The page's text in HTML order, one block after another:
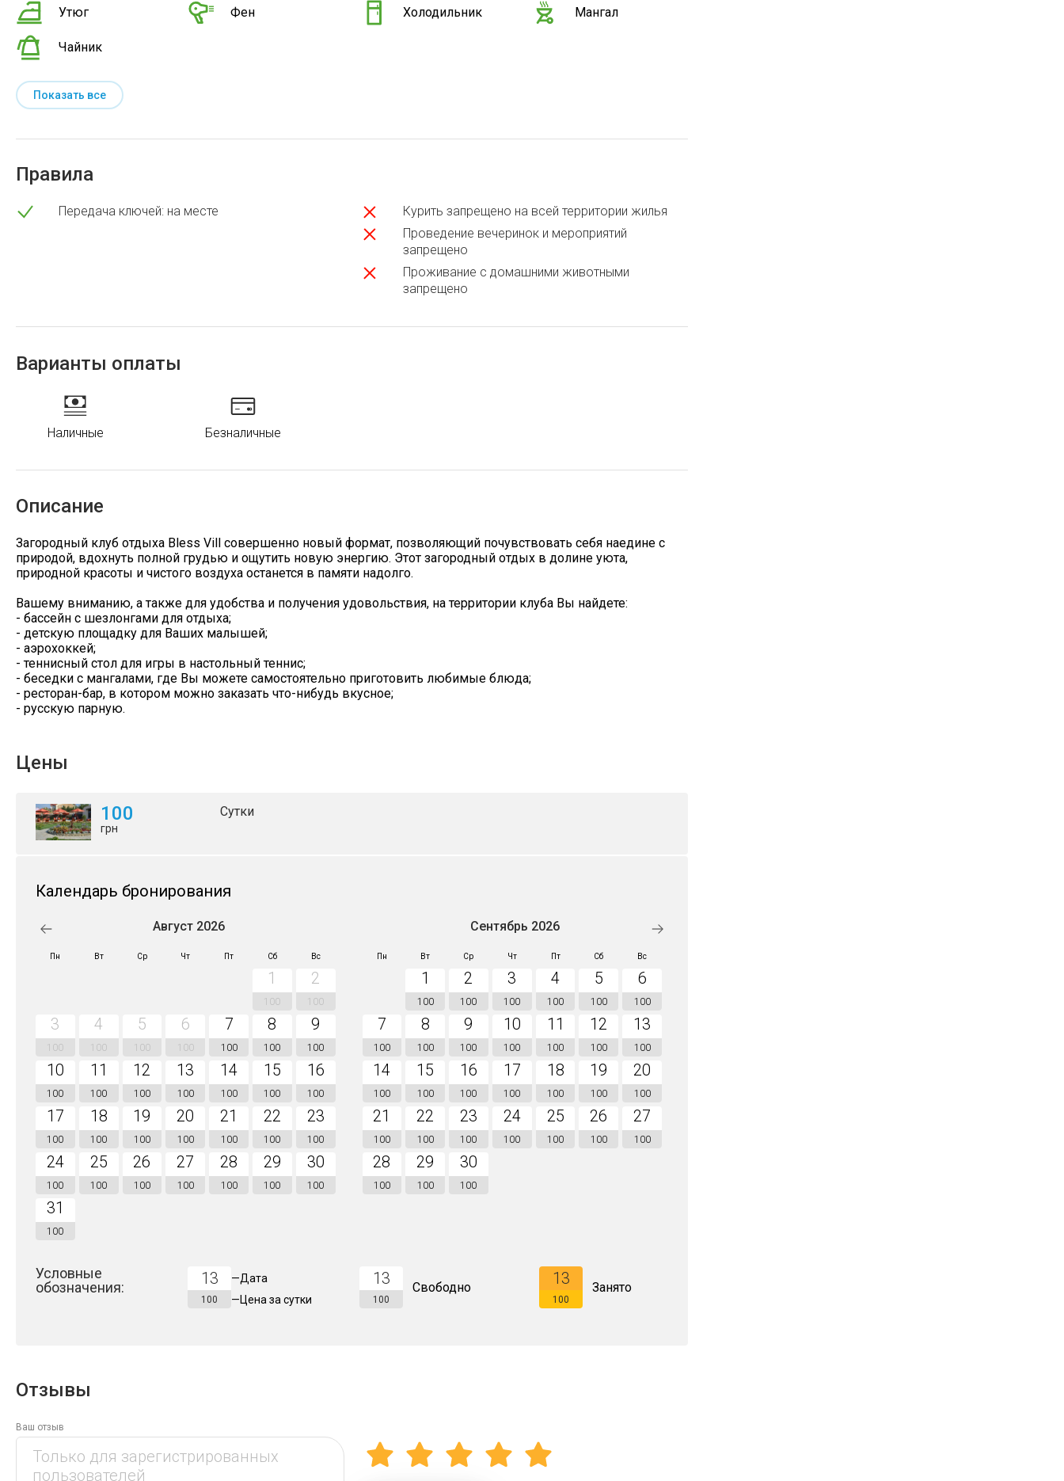
Утюг Фен Холодильник Мангал
Чайник
Показать все
Правила
Передача ключей: на месте
Курить запрещено на всей территории жилья
Проведение вечеринок и мероприятий
запрещено
Проживание с домашними животными
запрещено
Варианты оплаты
Наличные Безналичные
Описание
Загородный клуб отдыха Bless Vill совершенно новый формат, позволяющий почувствовать себя наедине с
природой, вдохнуть полной грудью и ощутить новую энергию. Этот загородный отдых в долине уюта,
природной красоты и чистого воздуха останется в памяти надолго.
Вашему вниманию, а также для удобства и получения удовольствия, на территории клуба Вы найдете:
- бассейн с шезлонгами для отдыха;
- детскую площадку для Ваших малышей;
- аэрохоккей;
- теннисный стол для игры в настольный теннис;
- беседки с мангалами, где Вы можете самостоятельно приготовить любимые блюда;
- ресторан-бар, в котором можно заказать что-нибудь вкусное;
- русскую парную.
Цены
100
грн
Сутки
Календарь бронирования
Август 2026
Пн Вт Ср Чт Пт Сб Вс
1
100
2
100
3
100
4
100
5
100
6
100
7
100
8
100
9
100
10
100
11
100
12
100
13
100
14
100
15
100
16
100
17
100
18
100
19
100
20
100
21
100
22
100
23
100
24
100
25
100
26
100
27
100
28
100
29
100
30
100
31
100
Сентябрь 2026
Пн Вт Ср Чт Пт Сб Вс
1
100
2
100
3
100
4
100
5
100
6
100
7
100
8
100
9
100
10
100
11
100
12
100
13
100
14
100
15
100
16
100
17
100
18
100
19
100
20
100
21
100
22
100
23
100
24
100
25
100
26
100
27
100
28
100
29
100
30
100
Условные
обозначения:
13
100
—Дата
—Цена за сутки
13
100
Свободно 13
100
Занято
Отзывы
Ваш отзыв